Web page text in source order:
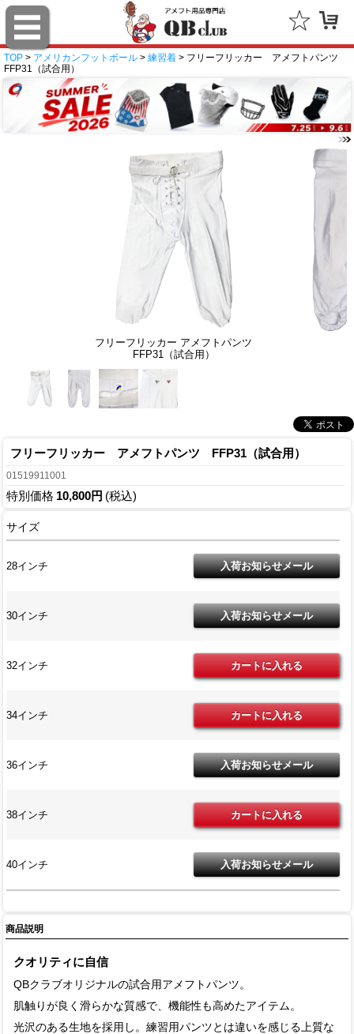
TOP > アメリカンフットボール > 練習着 > フリーフリッカー アメフトパンツ
FFP31（試合用）
フリーフリッカー アメフトパンツ
FFP31（試合用）
フリーフリッカー アメフトパンツ FFP31（試合用）
01519911001
特別価格 10,800円 (税込)
サイズ
28インチ
30インチ
32インチ
34インチ
36インチ
38インチ
40インチ
商品説明
クオリティに自信
QBクラブオリジナルの試合用アメフトパンツ。
肌触りが良く滑らかな質感で、機能性も高めたアイテム。
光沢のある生地を採用し。練習用パンツとは違いを感じる上質な